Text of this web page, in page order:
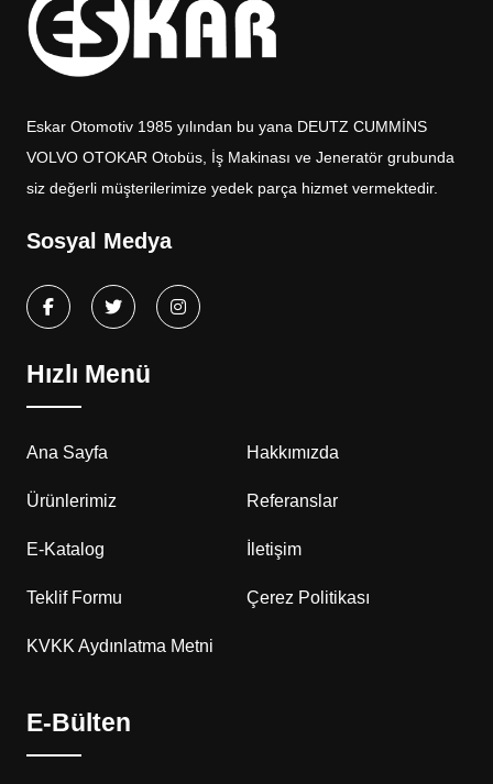
Eskar Otomotiv 1985 yılından bu yana DEUTZ CUMMİNS
VOLVO OTOKAR Otobüs, İş Makinası ve Jeneratör grubunda
siz değerli müşterilerimize yedek parça hizmet vermektedir.
Sosyal Medya
Hızlı Menü
Ana Sayfa Hakkımızda
Ürünlerimiz Referanslar
E-Katalog İletişim
Teklif Formu Çerez Politikası
KVKK Aydınlatma Metni
E-Bülten